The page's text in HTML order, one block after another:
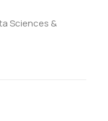
Sciences &